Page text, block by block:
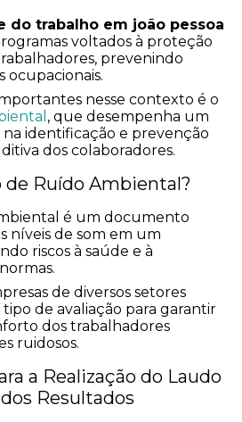
do trabalho em joão pessoa
voltados à proteção
prevenindo
ocupacionais.
nesse contexto é o
, que desempenha um
identificação e prevenção
dos colaboradores.
de Ruído Ambiental?
é um documento
níveis de som em um
riscos à saúde e à
de diversos setores
de avaliação para garantir
dos trabalhadores
ruidosos.
a Realização do Laudo
Resultados